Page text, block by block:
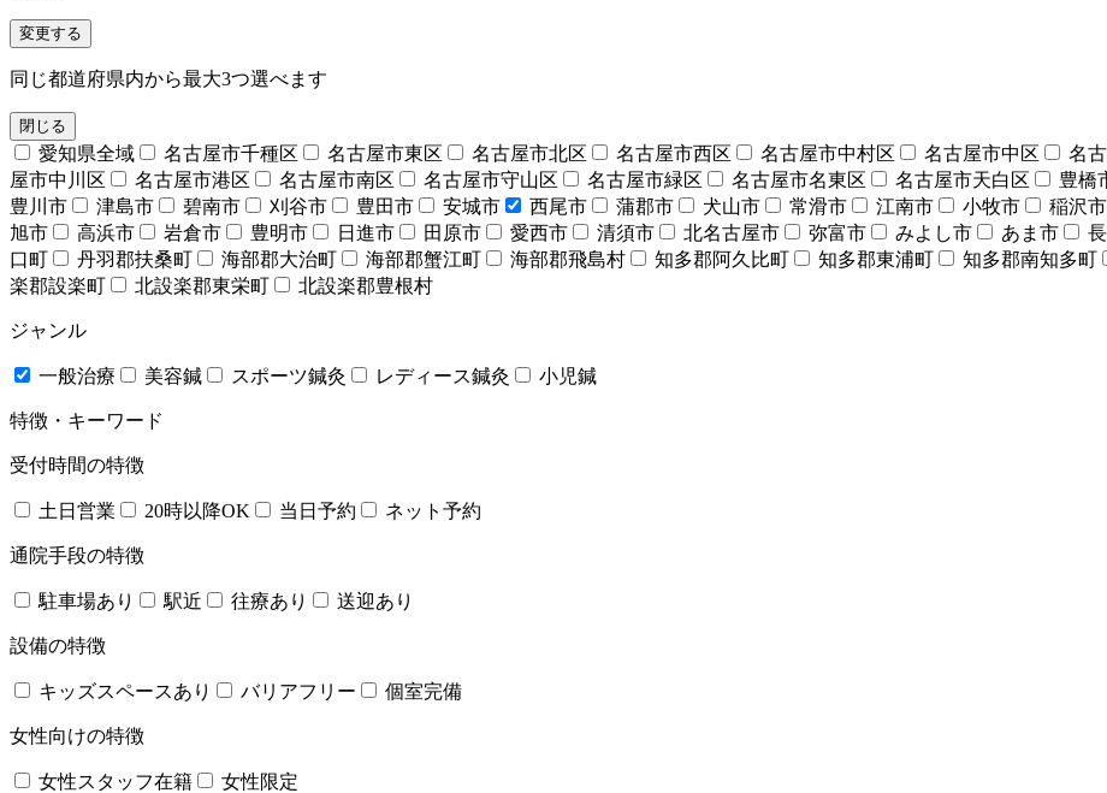
変更する
同じ都道府県内から最大3つ選べます
閉じる
愛知県全域 名古屋市千種区 名古屋市東区 名古屋市北区 名古屋市西区 名古屋市中村区 名古屋市中区 名
屋市中川区
名古屋市港区 名古屋市南区 名古屋市守山区 名古屋市緑区 名古屋市名東区 名古屋市天白区 豊橋
豊川市
津島市 碧南市 刈谷市 豊田市 安城市 西尾市 蒲郡市 犬山市 常滑市 江南市 小牧市 稲沢市
旭市
高浜市 岩倉市 豊明市 日進市 田原市 愛西市 清須市 北名古屋市 弥富市 みよし市 あま市
口町
丹羽郡扶桑町 海部郡大治町 海部郡蟹江町 海部郡飛島村 知多郡阿久比町 知多郡東浦町 知多郡南知多町
楽郡設楽町
北設楽郡東栄町 北設楽郡豊根村
ジャンル
一般治療 美容鍼 スポーツ鍼灸 レディース鍼灸 小児鍼
特徴・キーワード
受付時間の特徴
土日営業 20時以降OK 当日予約 ネット予約
通院手段の特徴
駐車場あり 駅近 往療あり 送迎あり
設備の特徴
キッズスペースあり バリアフリー 個室完備
女性向けの特徴
女性スタッフ在籍 女性限定